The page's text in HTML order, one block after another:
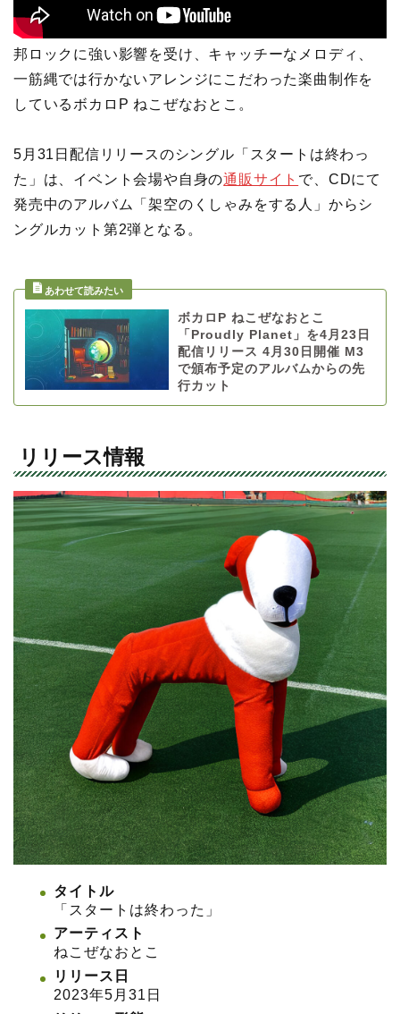
邦ロックに強い影響を受け、キャッチーなメロディ、
一筋縄では行かないアレンジにこだわった楽曲制作を
しているボカロP ねこぜなおとこ。
5月31日配信リリースのシングル「スタートは終わっ
た」は、イベント会場や自身の通販サイト で、CDにて
発売中のアルバム「架空のくしゃみをする人」からシ
ングルカット第2弾となる。
ボカロP ねこぜなおとこ
「Proudly Planet」を4月23日
配信リリース 4月30日開催 M3
で頒布予定のアルバムからの先
行カット
リリース情報
タイトル
「スタートは終わった」
アーティスト
ねこぜなおとこ
リリース日
2023年5月31日